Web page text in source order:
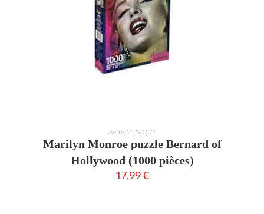
AJOUTER AU PANIER
Autre, MUSIQUE
Marilyn Monroe puzzle Bernard of
Hollywood (1000 pièces)
17,99€